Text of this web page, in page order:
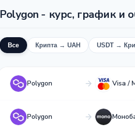
Polygon - курс, график и
Все Крипта → UAH USDT →
Polygon Visa /
Polygon